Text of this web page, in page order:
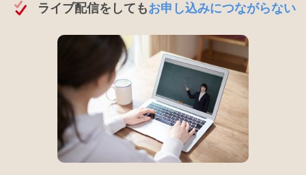
ライブ配信をしてもお申し込みにつながらない